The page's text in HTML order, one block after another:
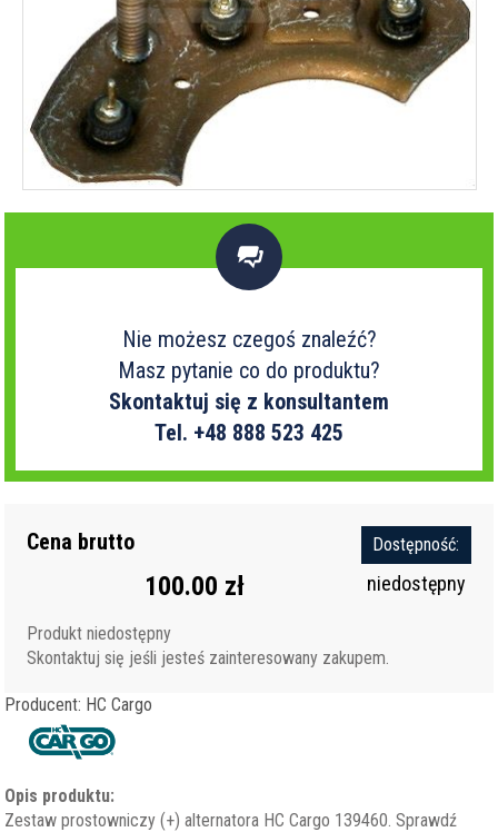

Nie możesz czegoś znaleźć?
Masz pytanie co do produktu?
Skontaktuj się z konsultantem
Tel. +48 888 523 425
Dostępność:
niedostępny
Cena brutto
100.00 zł
Produkt niedostępny
Skontaktuj się jeśli jesteś zainteresowany zakupem.
Producent: HC Cargo
Opis produktu:
Zestaw prostowniczy (+) alternatora HC Cargo 139460. Sprawdź